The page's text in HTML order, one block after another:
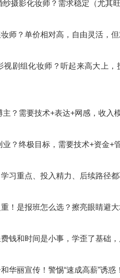
纱摄影化妆师？需求稳定（尤其
师？单价相对高，自由灵活，
视剧组化妆师？听起来高大上
主？需要技术+表达+网感，收入
？终极目标，需要技术+资金+
习重点、投入精力、后续路径
！是报班怎么选？擦亮眼睛避
钱和时间是小事，学歪了基础，
华丽宣传！警惕“速成高薪”诱